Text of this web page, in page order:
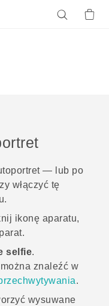
— lub po
włączyć tę
ikonę aparatu,
.
selfie.
znaleźć w
.
wysuwane